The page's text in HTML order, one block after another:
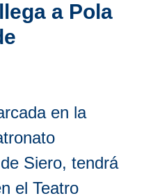
a Pola
en la
Siero, tendrá
el Teatro